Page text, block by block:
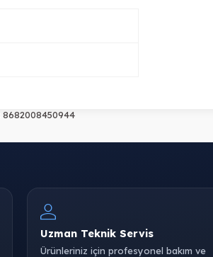
8682008450944
Uzman Teknik Servis
Ürünleriniz için profesyonel bakım ve